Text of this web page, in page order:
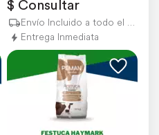
$ Consultar
Envío Incluido a todo el país
Entrega Inmediata